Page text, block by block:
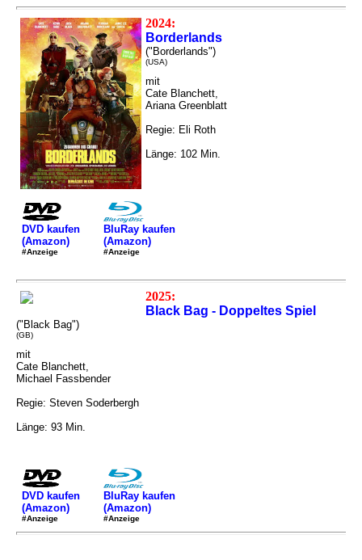
2024:
Borderlands
("Borderlands")
(USA)
mit
Cate Blanchett,
Ariana Greenblatt
Regie: Eli Roth
Länge: 102 Min.
DVD kaufen
(Amazon)
#Anzeige
BluRay kaufen
(Amazon)
#Anzeige
2025:
Black Bag - Doppeltes Spiel
("Black Bag")
(GB)
mit
Cate Blanchett,
Michael Fassbender
Regie: Steven Soderbergh
Länge: 93 Min.
DVD kaufen
(Amazon)
#Anzeige
BluRay kaufen
(Amazon)
#Anzeige